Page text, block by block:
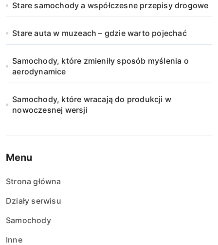
Stare samochody a współczesne przepisy drogowe
Stare auta w muzeach – gdzie warto pojechać
Samochody, które zmieniły sposób myślenia o
aerodynamice
Samochody, które wracają do produkcji w
nowoczesnej wersji
Menu
Strona główna
Działy serwisu
Samochody
Inne